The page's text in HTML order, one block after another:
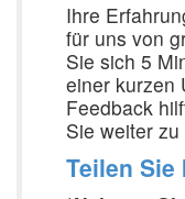
Ihre
für uns von
Sie sich 5
einer kurzen
Feedback
Sie weiter
Teilen Sie